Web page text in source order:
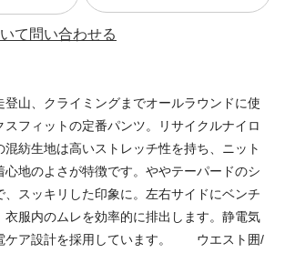
て問い合わせる
登山、クライミングまでオールラウンドに使
スフィットの定番パンツ。リサイクルナイロ
混紡生地は高いストレッチ性を持ち、ニット
心地のよさが特徴です。ややテーパードのシ
、スッキリした印象に。左右サイドにベンチ
衣服内のムレを効率的に排出します。静電気
ケア設計を採用しています。 ウエスト囲/